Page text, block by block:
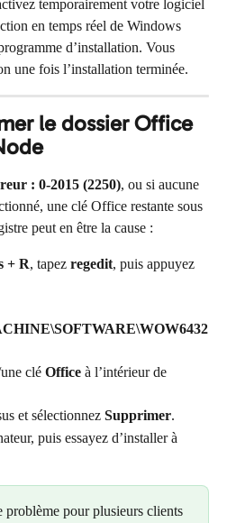
temporairement votre logiciel
en temps réel de Windows
d’installation. Vous
une fois l’installation terminée.
le dossier Office
: 0-2015 (2250), ou si aucune
une clé Office restante sous
peut en être la cause :
+ R, tapez regedit, puis appuyez
clé Office à l’intérieur de
et sélectionnez Supprimer.
puis essayez d’installer à
problème pour plusieurs clients